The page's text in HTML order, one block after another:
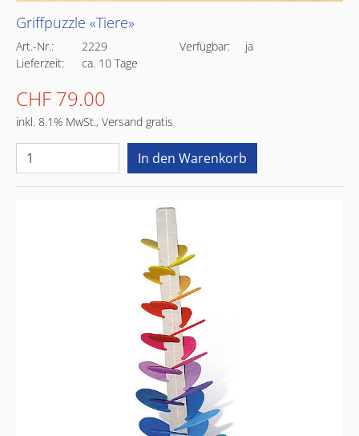
Griffpuzzle «Tiere»
Art.-Nr.: 2229 Verfügbar:
ja
Lieferzeit:
ca. 10 Tage
CHF 79.00
inkl. 8.1% MwSt., Versand gratis